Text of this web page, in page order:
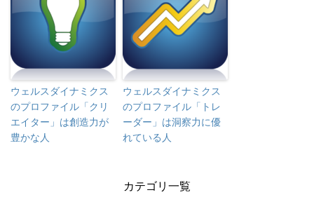
ウェルスダイナミクス
のプロファイル「クリ
エイター」は創造力が
豊かな人
ウェルスダイナミクス
のプロファイル「トレ
ーダー」は洞察力に優
れている人
カテゴリ一覧